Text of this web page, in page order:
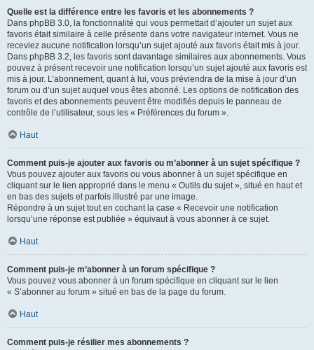
Quelle est la différence entre les favoris et les abonnements ?
Dans phpBB 3.0, la fonctionnalité qui vous permettait d’ajouter un sujet aux
favoris était similaire à celle présente dans votre navigateur internet. Vous ne
receviez aucune notification lorsqu’un sujet ajouté aux favoris était mis à jour.
Dans phpBB 3.2, les favoris sont davantage similaires aux abonnements. Vous
pouvez à présent recevoir une notification lorsqu’un sujet ajouté aux favoris est
mis à jour. L’abonnement, quant à lui, vous préviendra de la mise à jour d’un
forum ou d’un sujet auquel vous êtes abonné. Les options de notification des
favoris et des abonnements peuvent être modifiés depuis le panneau de
contrôle de l’utilisateur, sous les « Préférences du forum ».
Haut
Comment puis-je ajouter aux favoris ou m’abonner à un sujet spécifique ?
Vous pouvez ajouter aux favoris ou vous abonner à un sujet spécifique en
cliquant sur le lien approprié dans le menu « Outils du sujet », situé en haut et
en bas des sujets et parfois illustré par une image.
Répondre à un sujet tout en cochant la case « Recevoir une notification
lorsqu’une réponse est publiée » équivaut à vous abonner à ce sujet.
Haut
Comment puis-je m’abonner à un forum spécifique ?
Vous pouvez vous abonner à un forum spécifique en cliquant sur le lien
« S’abonner au forum » situé en bas de la page du forum.
Haut
Comment puis-je résilier mes abonnements ?